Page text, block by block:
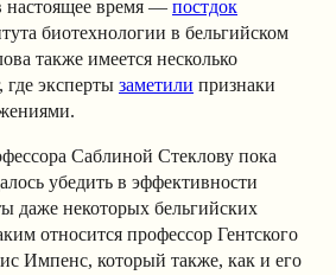
настоящее время — постдок
биотехнологии в бельгийском
также имеется несколько
где эксперты заметили признаки
Саблиной Стеклову пока
убедить в эффективности
даже некоторых бельгийских
относится профессор Гентского
Импенс, который также, как и его